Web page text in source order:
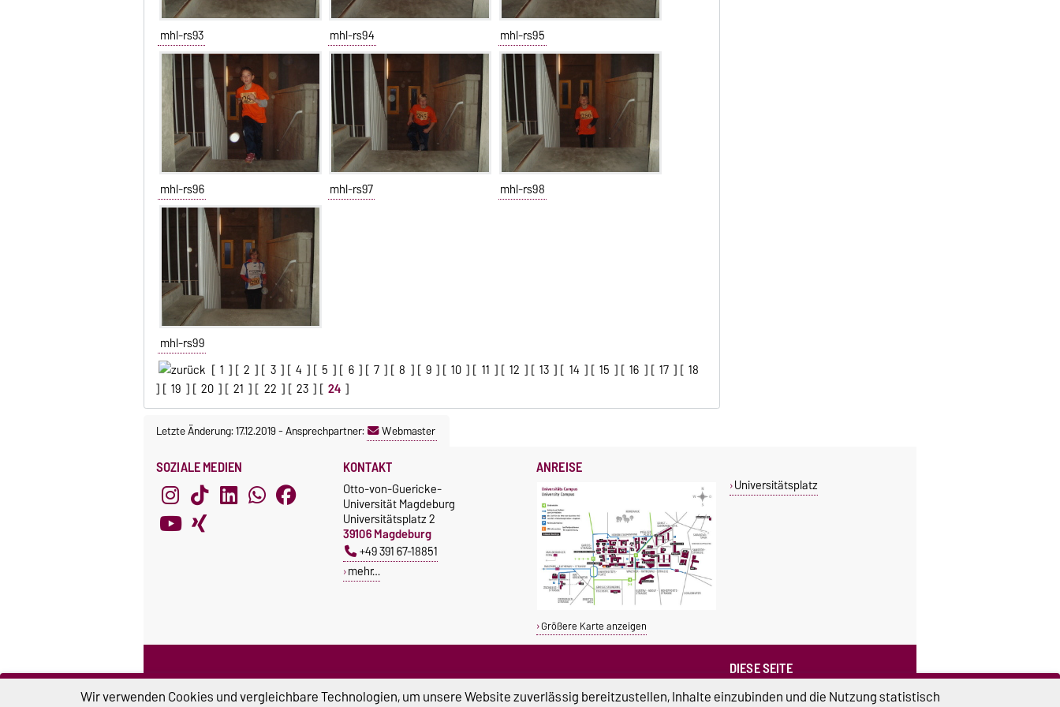
mhl-rs93 mhl-rs94 mhl-rs95
mhl-rs96 mhl-rs97 mhl-rs98
mhl-rs99
[ 1 ] [ 2 ] [ 3 ] [ 4 ] [ 5 ] [ 6 ] [ 7 ] [ 8 ] [ 9 ] [ 10 ] [ 11 ] [ 12 ] [ 13 ] [ 14 ] [ 15 ] [ 16 ] [ 17 ] [ 18
] [ 19 ] [ 20 ] [ 21 ] [ 22 ] [ 23 ] [ 24 ]
Letzte Änderung: 17.12.2019-Ansprechpartner: Webmaster
SOZIALE MEDIEN KONTAKT
Otto-von-Guericke-
Universität Magdeburg
Universitätsplatz 2
39106 Magdeburg
+49 391 67-18851
mehr…
ANREISE
Größere Karte anzeigen
Universitätsplatz
DIESE SEITE
Vorlesen
Wir verwenden Cookies und vergleichbare Technologien, um unsere Website zuverlässig bereitzustellen, Inhalte einzubinden und die Nutzung statistisch